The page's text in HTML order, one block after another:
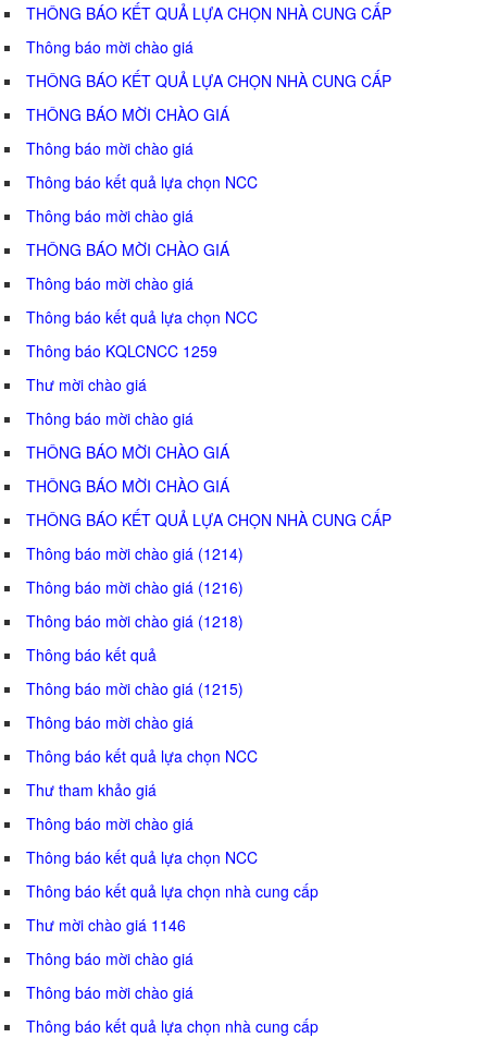
THÔNG BÁO KẾT QUẢ LỰA CHỌN NHÀ CUNG CẤP
Thông báo mời chào giá
THÔNG BÁO KẾT QUẢ LỰA CHỌN NHÀ CUNG CẤP
THÔNG BÁO MỜI CHÀO GIÁ
Thông báo mời chào giá
Thông báo kết quả lựa chọn NCC
Thông báo mời chào giá
THÔNG BÁO MỜI CHÀO GIÁ
Thông báo mời chào giá
Thông báo kết quả lựa chọn NCC
Thông báo KQLCNCC 1259
Thư mời chào giá
Thông báo mời chào giá
THÔNG BÁO MỜI CHÀO GIÁ
THÔNG BÁO MỜI CHÀO GIÁ
THÔNG BÁO KẾT QUẢ LỰA CHỌN NHÀ CUNG CẤP
Thông báo mời chào giá (1214)
Thông báo mời chào giá (1216)
Thông báo mời chào giá (1218)
Thông báo kết quả
Thông báo mời chào giá (1215)
Thông báo mời chào giá
Thông báo kết quả lựa chọn NCC
Thư tham khảo giá
Thông báo mời chào giá
Thông báo kết quả lựa chọn NCC
Thông báo kết quả lựa chọn nhà cung cấp
Thư mời chào giá 1146
Thông báo mời chào giá
Thông báo mời chào giá
Thông báo kết quả lựa chọn nhà cung cấp